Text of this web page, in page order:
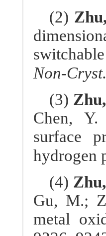
(2)
Non-
(3)
Chen,
surface
hydrogen
(4)
Gu, M.;
metal